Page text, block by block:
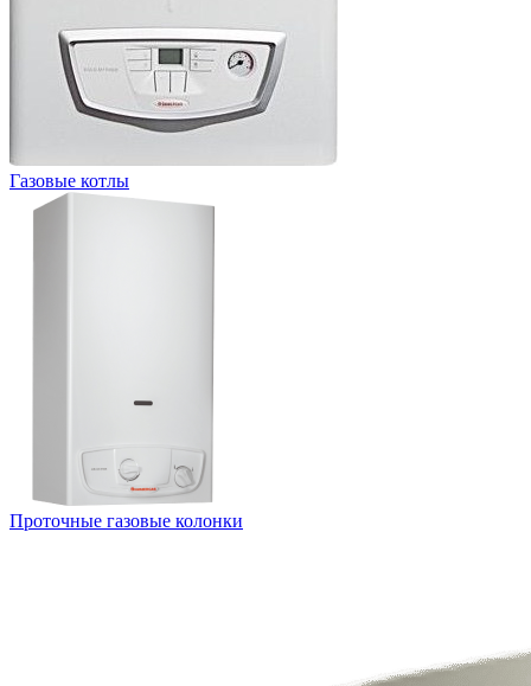
Газовые котлы
Проточные газовые колонки